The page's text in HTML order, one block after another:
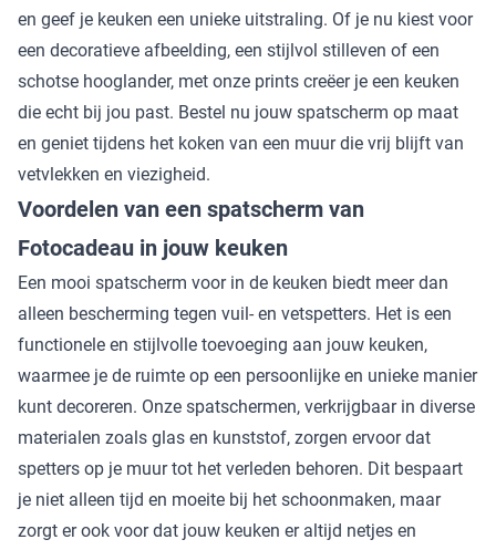
en geef je keuken een unieke uitstraling. Of je nu kiest voor
een decoratieve afbeelding, een stijlvol stilleven of een
schotse hooglander, met onze prints creëer je een keuken
die echt bij jou past. Bestel nu jouw spatscherm op maat
en geniet tijdens het koken van een muur die vrij blijft van
vetvlekken en viezigheid.
Voordelen van een spatscherm van
Fotocadeau in jouw keuken
Een mooi spatscherm voor in de keuken biedt meer dan
alleen bescherming tegen vuil- en vetspetters. Het is een
functionele en stijlvolle toevoeging aan jouw keuken,
waarmee je de ruimte op een persoonlijke en unieke manier
kunt decoreren. Onze spatschermen, verkrijgbaar in diverse
materialen zoals glas en kunststof, zorgen ervoor dat
spetters op je muur tot het verleden behoren. Dit bespaart
je niet alleen tijd en moeite bij het schoonmaken, maar
zorgt er ook voor dat jouw keuken er altijd netjes en